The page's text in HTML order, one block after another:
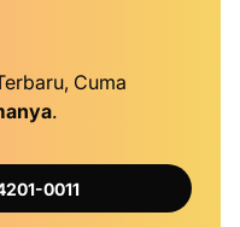
Cuma
.
0011